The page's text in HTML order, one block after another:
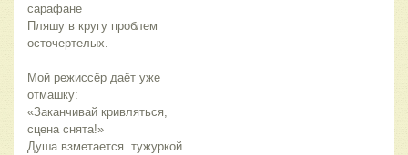
сарафане
Пляшу в кругу проблем
осточертелых.
Мой режиссёр даёт уже
отмашку:
«Заканчивай кривляться,
сцена снята!»
Душа взметается тужуркой